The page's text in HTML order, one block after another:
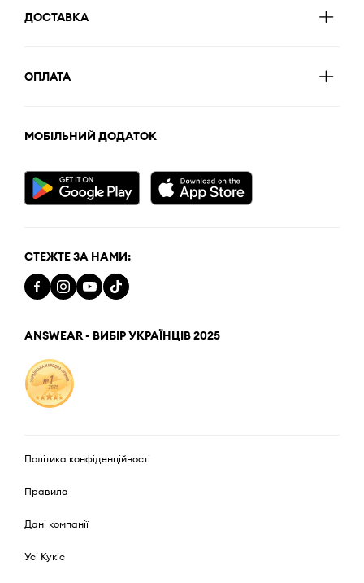
ДОСТАВКА
ОПЛАТА
МОБІЛЬНИЙ ДОДАТОК
СТЕЖТЕ ЗА НАМИ:
ANSWEAR - ВИБІР УКРАЇНЦІВ 2025
Політика конфіденційності
Правила
Дані компанії
Усі Кукіс